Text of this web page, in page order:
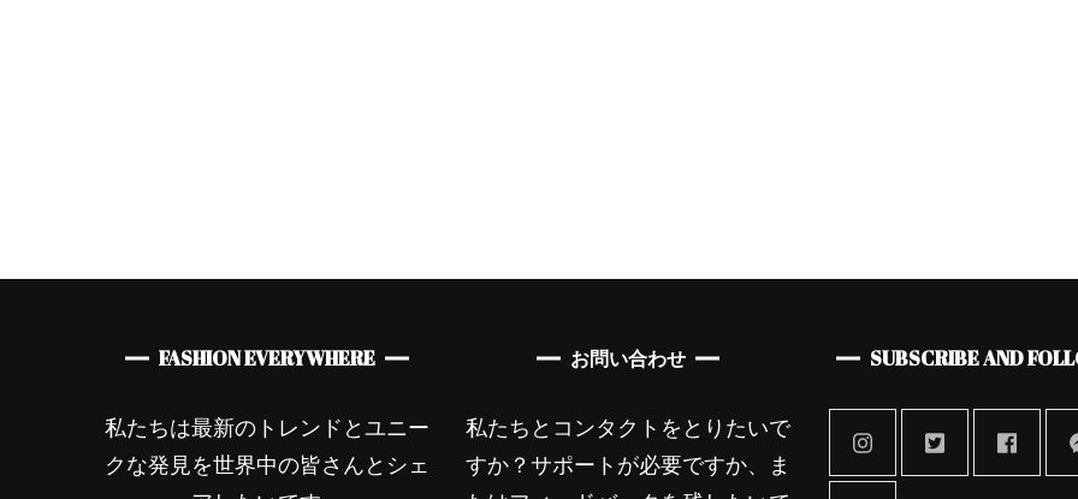
FASHION EVERYWHERE
私たちは最新のトレンドとユニー
クな発見を世界中の皆さんとシェ
お問い合わせ
私たちとコンタクトをとりたいで
すか？サポートが必要ですか、ま
SUBSCRIBE AND